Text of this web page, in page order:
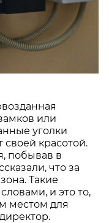
или
уголки
красотой.
побывав в
что за
Такие
и это то,
местом для